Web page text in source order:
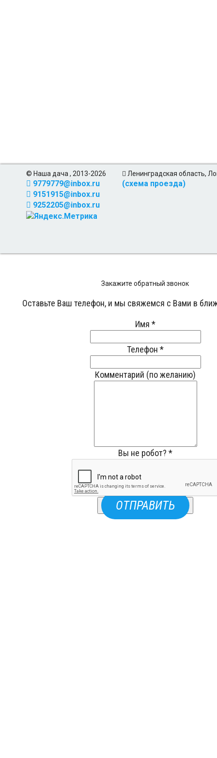
© Наша дача , 2013-2026
9779779@inbox.ru
9151915@inbox.ru
9252205@inbox.ru
Ленинградская область,
(схема проезда)
Закажите обратный звонок
Оставьте Ваш телефон, и мы свяжемся с Вами в
Имя *
Телефон *
Комментарий (по желанию)
Вы не робот? *
ОТПРАВИТЬ